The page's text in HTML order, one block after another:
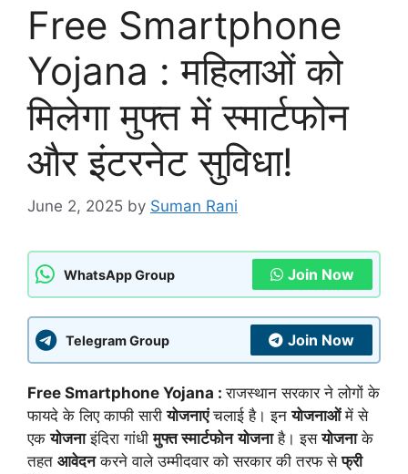
Free Smartphone
Yojana : महिलाओं को
मिलेगा मुफ्त में स्मार्टफोन
और इंटरनेट सुविधा!
June 2, 2025 by Suman Rani
WhatsApp Group Join Now
Telegram Group Join Now
Free Smartphone Yojana :राजस्थान सरकार ने लोगों के
फायदे के लिए काफी सारीयोजनाएंचलाई है। इनयोजनाओंमें से
एकयोजनाइंदिरा गांधीमुफ्त स्मार्टफोन योजनाहै। इसयोजनाके
तहत आवेदनकरने वाले उम्मीदवार को सरकार की तरफ सेफ्री